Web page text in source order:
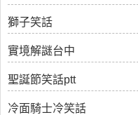
獅子笑話
實境解謎台中
聖誕節笑話ptt
冷面騎士冷笑話